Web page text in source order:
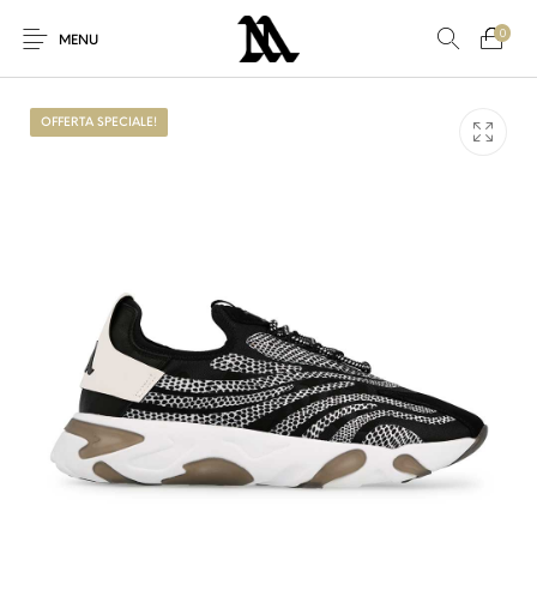
MENU
0
Nuovo! Per Lei
Sneakers Vestiti
OFFERTA SPECIALE!